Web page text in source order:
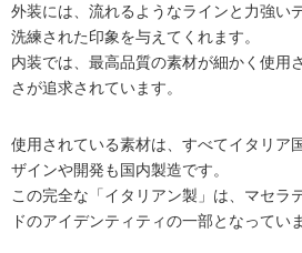
外装には、流れるようなラインと力強い
洗練された印象を与えてくれます。
内装では、最高品質の素材が細かく使用
さが追求されています。
使用されている素材は、すべてイタリア
ザインや開発も国内製造です。
この完全な「イタリアン製」は、マセラ
ドのアイデンティティの一部となってい